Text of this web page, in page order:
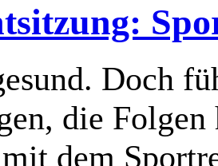
Doch
die
mit dem